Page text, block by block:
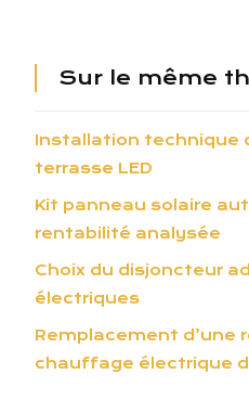
Sur le même
Installation technique
terrasse LED
Kit panneau solaire
rentabilité analysée
Choix du disjoncteur
électriques
Remplacement d’une
chauffage électrique